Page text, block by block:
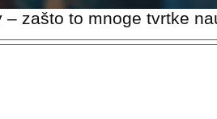
zašto to mnoge tvrtke